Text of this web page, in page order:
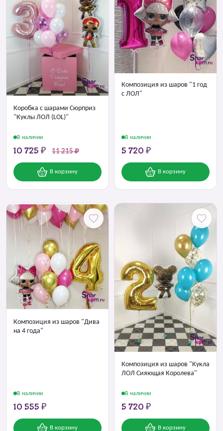
Коробка с шарами Сюрприз
"Куклы ЛОЛ (LOL)"
В наличии
10 725 ₽ 11 215 ₽
В корзину
Композиция из шаров "1 год
с ЛОЛ"
В наличии
5 720 ₽
В корзину
Композиция из шаров "Дива
на 4 года"
В наличии
10 555 ₽
В корзину
Композиция из шаров "Кукла
ЛОЛ Сияющая Королева"
В наличии
5 720 ₽
В корзину